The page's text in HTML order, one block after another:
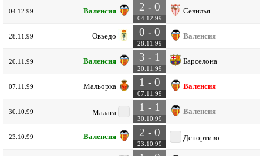
04.12.99 Валенсия 2 - 0
04.12.99
Севилья
28.11.99 Овьедо 0 - 0
28.11.99
Валенсия
20.11.99 Валенсия 3 - 1
20.11.99
Барселона
07.11.99 Мальорка 1 - 0
07.11.99
Валенсия
30.10.99 Малага 1 - 1
30.10.99
Валенсия
23.10.99 Валенсия 2 - 0
23.10.99
Депортиво